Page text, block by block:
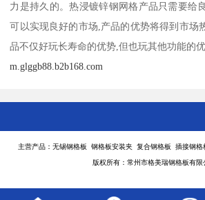
力是持久的。热浸镀锌钢网格产品只需要给
可以实现良好的市场,产品的优势将得到市场
品不仅好玩长寿命的优势,但也玩其他功能的
m.glggb88.b2b168.com
主营产品：无锡钢格板 钢格板安装夹 复合钢格板 插接钢
版权所有：常州市格美瑞钢格板有限